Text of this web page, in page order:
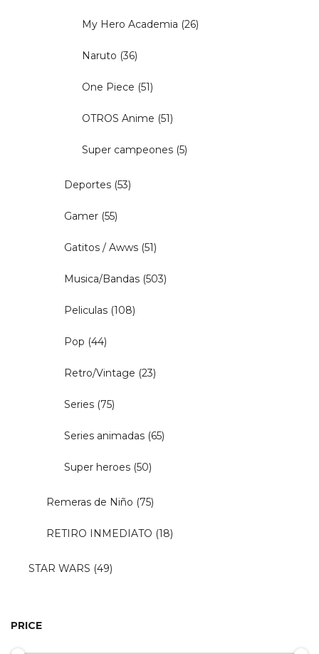
My Hero Academia (26)
Naruto (36)
One Piece (51)
OTROS Anime (51)
Super campeones (5)
Deportes (53)
Gamer (55)
Gatitos / Awws (51)
Musica/Bandas (503)
Peliculas (108)
Pop (44)
Retro/Vintage (23)
Series (75)
Series animadas (65)
Super heroes (50)
Remeras de Niño (75)
RETIRO INMEDIATO (18)
STAR WARS (49)
PRICE